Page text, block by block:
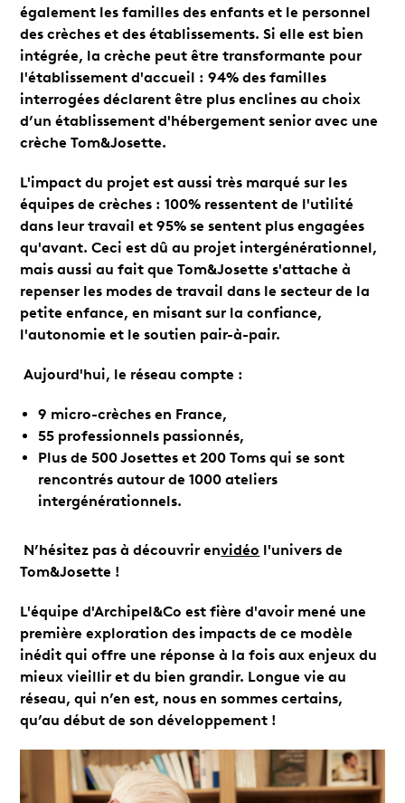
également les familles des enfants et le personnel
des crèches et des établissements. Si elle est bien
intégrée, la crèche peut être transformante pour
l'établissement d'accueil : 94% des familles
interrogées déclarent être plus enclines au choix
d’un établissement d'hébergement senior avec une
crèche Tom&Josette.
L'impact du projet est aussi très marqué sur les
équipes de crèches : 100% ressentent de l'utilité
dans leur travail et 95% se sentent plus engagées
qu'avant. Ceci est dû au projet intergénérationnel,
mais aussi au fait que Tom&Josette s'attache à
repenser les modes de travail dans le secteur de la
petite enfance, en misant sur la confiance,
l'autonomie et le soutien pair-à-pair.
Aujourd'hui, le réseau compte :
9 micro-crèches en France,
55 professionnels passionnés,
Plus de 500 Josettes et 200 Toms qui se sont
rencontrés autour de 1000 ateliers
intergénérationnels.
N’hésitez pas à découvrir envidéo l'univers de
Tom&Josette !
L'équipe d'Archipel&Co est fière d'avoir mené une
première exploration des impacts de ce modèle
inédit qui offre une réponse à la fois aux enjeux du
mieux vieillir et du bien grandir. Longue vie au
réseau, qui n’en est, nous en sommes certains,
qu’au début de son développement !